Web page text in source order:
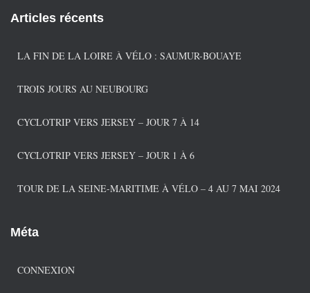
gArticles récents
LA FIN DE LA LOIRE À VÉLO : SAUMUR-BOUAYE
TROIS JOURS AU NEUBOURG
CYCLOTRIP VERS JERSEY – JOUR 7 À 14
CYCLOTRIP VERS JERSEY – JOUR 1 À 6
TOUR DE LA SEINE-MARITIME À VÉLO – 4 AU 7 MAI 2024
Méta
CONNEXION